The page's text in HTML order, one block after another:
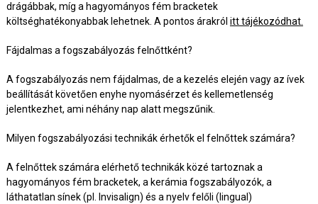
drágábbak, míg a hagyományos fém bracketek
költséghatékonyabbak lehetnek. A pontos árakról itt tájékozódhat.
Fájdalmas a fogszabályozás felnőttként?
A fogszabályozás nem fájdalmas, de a kezelés elején vagy az ívek
beállítását követően enyhe nyomásérzet és kellemetlenség
jelentkezhet, ami néhány nap alatt megszűnik.
Milyen fogszabályozási technikák érhetők el felnőttek számára?
A felnőttek számára elérhető technikák közé tartoznak a
hagyományos fém bracketek, a kerámia fogszabályozók, a
láthatatlan sínek (pl. Invisalign) és a nyelv felőli (lingual)